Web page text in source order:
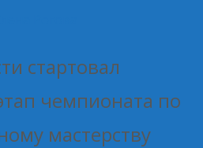
стартовал
чемпионата по
мастерству